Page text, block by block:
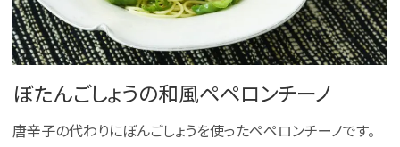
ぼたんごしょうの和風ペペロンチーノ
唐辛子の代わりにぼんごしょうを使ったペペロンチーノです。